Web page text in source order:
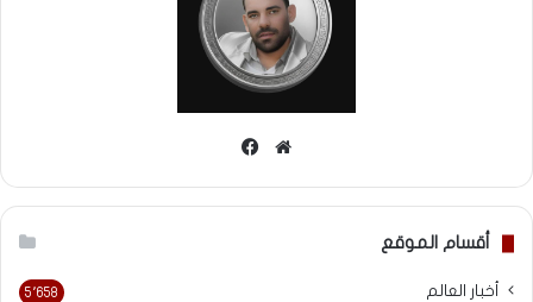
موقع
أقسام الموقع
أخبار العالم 5٬658